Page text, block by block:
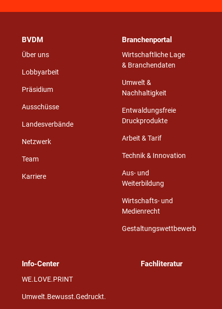
BVDM
Über uns
Lobbyarbeit
Präsidium
Ausschüsse
Landesverbände
Netzwerk
Team
Karriere
Branchenportal
Wirtschaftliche Lage
& Branchendaten
Umwelt &
Nachhaltigkeit
Entwaldungsfreie
Druckprodukte
Arbeit & Tarif
Technik & Innovation
Aus- und
Weiterbildung
Wirtschafts- und
Medienrecht
Gestaltungswettbewerb
Info-Center
WE.LOVE.PRINT
Umwelt.Bewusst.Gedruckt.
Fachliteratur